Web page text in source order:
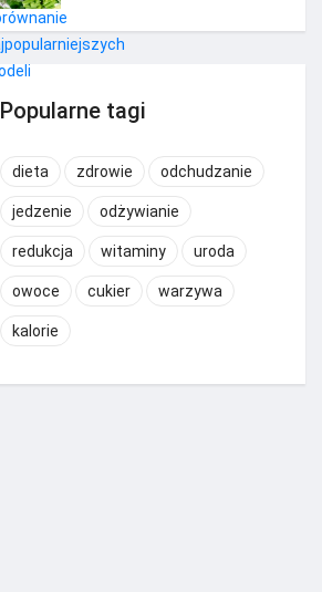
Popularne tagi
dieta zdrowie odchudzanie
jedzenie odżywianie
redukcja witaminy uroda
owoce cukier warzywa
kalorie